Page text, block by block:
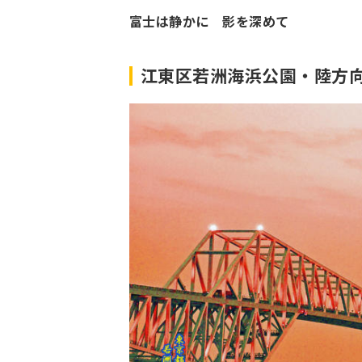
富士は静かに 影を深めて
江東区若洲海浜公園・陸方